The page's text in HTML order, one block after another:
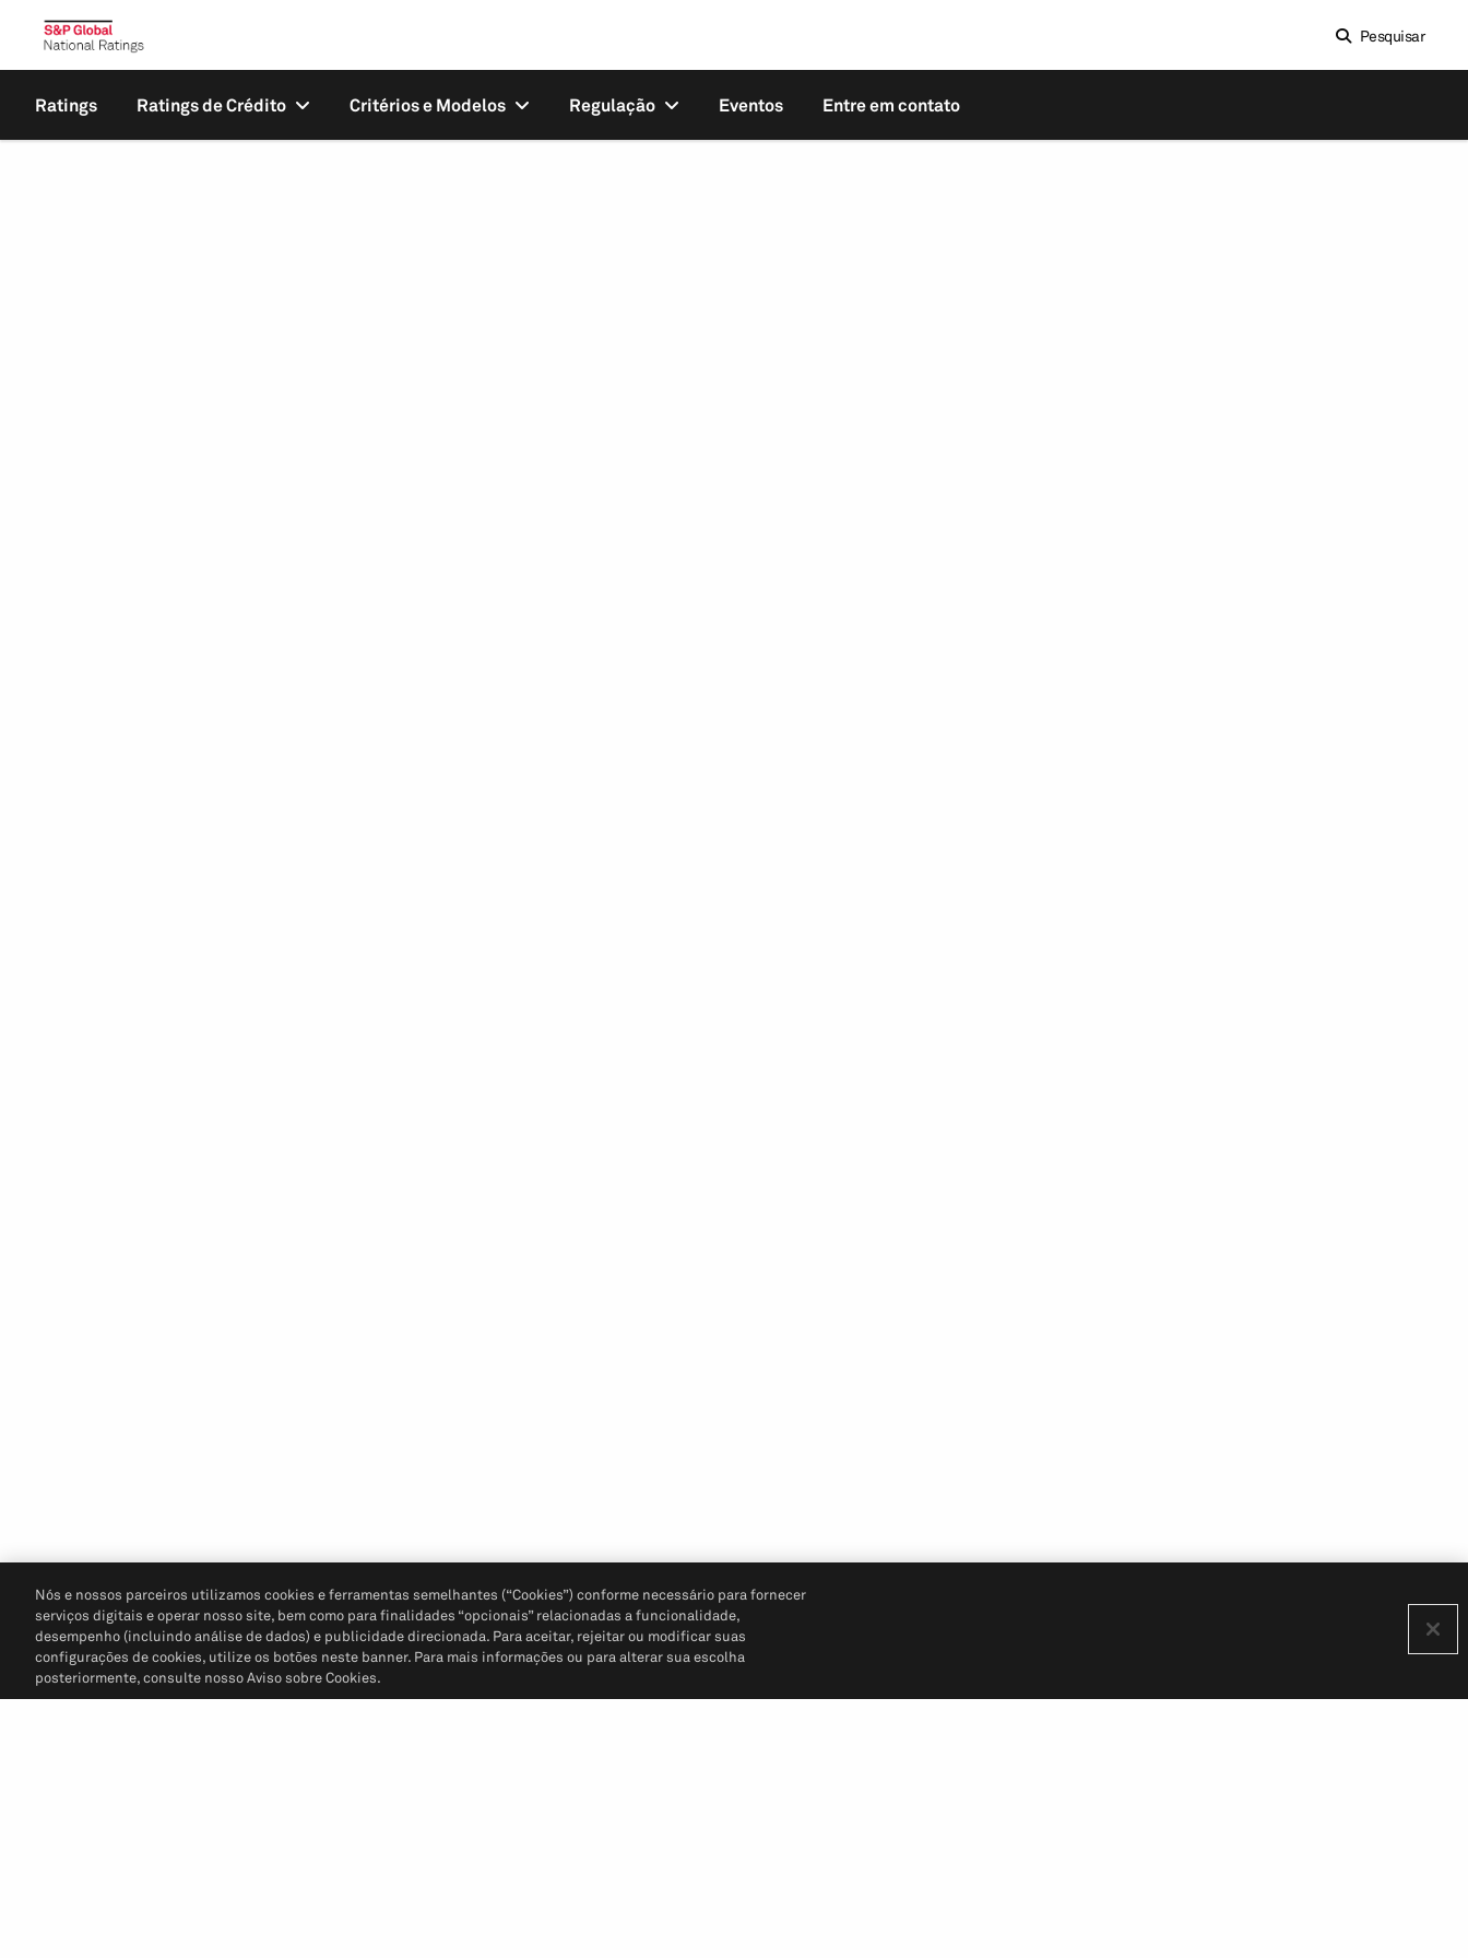
Pesquisar
Ratings Ratings de Crédito Critérios e Modelos Regulação Eventos Entre em contato
Nós e nossos parceiros utilizamos cookies e ferramentas semelhantes (“Cookies”) conforme necessário para fornecer
serviços digitais e operar nosso site, bem como para finalidades “opcionais” relacionadas a funcionalidade,
desempenho (incluindo análise de dados) e publicidade direcionada. Para aceitar, rejeitar ou modificar suas
configurações de cookies, utilize os botões neste banner. Para mais informações ou para alterar sua escolha
posteriormente, consulte nosso Aviso sobre Cookies.